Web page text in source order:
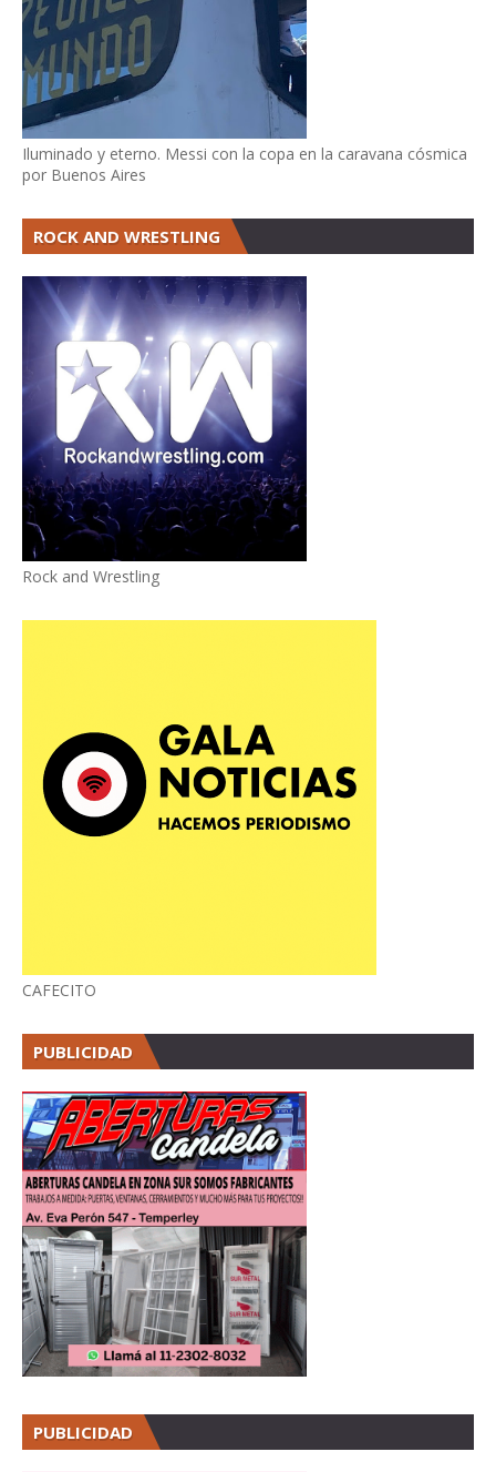
Iluminado y eterno. Messi con la copa en la caravana cósmica
por Buenos Aires
ROCK AND WRESTLING
Rock and Wrestling
CAFECITO
PUBLICIDAD
PUBLICIDAD